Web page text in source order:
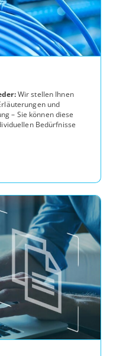
Wir stellen Ihnen
und
– Sie können diese
Bedürfnisse